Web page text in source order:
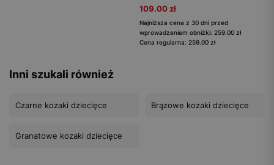
109.00 zł
Najniższa cena z 30 dni przed
wprowadzeniem obniżki: 259.00 zł
Cena regularna: 259.00 zł
Inni szukali również
Czarne kozaki dziecięce
Granatowe kozaki dziecięce
Brązowe kozaki dziecięce